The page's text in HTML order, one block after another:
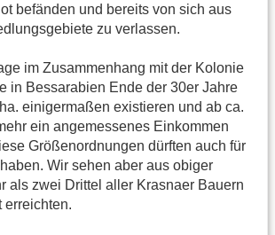
befänden und bereits von sich aus
zu verlassen.
im Zusammenhang mit der Kolonie
in Bessarabien Ende der 30er Jahre
einigermaßen existieren und ab ca.
ein angemessenes Einkommen
Größenordnungen dürften auch für
Wir sehen aber aus obiger
als zwei Drittel aller Krasnaer Bauern
erreichten.